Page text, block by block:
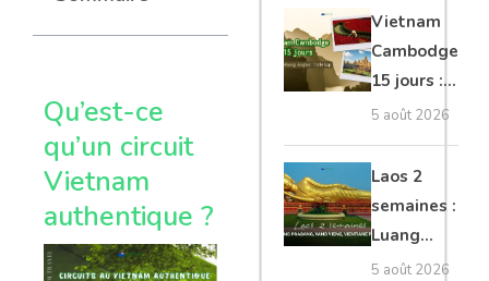
Qu’est-ce
qu’un circuit
Vietnam
authentique ?
secret &
Mékong
Vietnam
Cambodge
15 jours :
Hanoi,
Mékong,
Angkor,
Tonlé Sap
5 août 2026
Laos 2
semaines :
Luang
Prabang,
5 août 2026